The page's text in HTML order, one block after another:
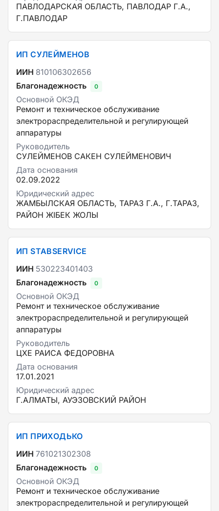
ПАВЛОДАРСКАЯ ОБЛАСТЬ, ПАВЛОДАР Г.А.,
Г.ПАВЛОДАР
ИП СУЛЕЙМЕНОВ
ИИН 810106302656
Благонадежность
0
Основной ОКЭД
Ремонт и техническое обслуживание
электрораспределительной и регулирующей
аппаратуры
Руководитель
СУЛЕЙМЕНОВ САКЕН СУЛЕЙМЕНОВИЧ
Дата основания
02.09.2022
Юридический адрес
ЖАМБЫЛСКАЯ ОБЛАСТЬ, ТАРАЗ Г.А., Г.ТАРАЗ,
РАЙОН ЖІБЕК ЖОЛЫ
ИП STABSERVICE
ИИН 530223401403
Благонадежность
0
Основной ОКЭД
Ремонт и техническое обслуживание
электрораспределительной и регулирующей
аппаратуры
Руководитель
ЦХЕ РАИСА ФЕДОРОВНА
Дата основания
17.01.2021
Юридический адрес
Г.АЛМАТЫ, АУЭЗОВСКИЙ РАЙОН
ИП ПРИХОДЬКО
ИИН 761021302308
Благонадежность
0
Основной ОКЭД
Ремонт и техническое обслуживание
электрораспределительной и регулирующей